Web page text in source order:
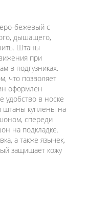
бежевый с
дышащего,
Штаны
при
в подгузниках.
что позволяет
оформлен
удобство в носке
штаны куплены на
спереди
на подкладке.
а также язычек,
защищает кожу